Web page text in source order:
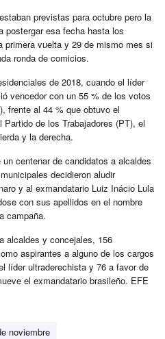
previstas para octubre pero la
postergar esa fecha hasta los
primera vuelta y 29 de mismo mes si
ronda de comicios.
de 2018, cuando el líder
vencedor con un 55 % de los votos
frente al 44 % que obtuvo el
de los Trabajadores (PT), el
y la derecha.
centenar de candidatos a alcaldes
decidieron aludir
y al exmandatario Luiz Inácio Lula
con sus apellidos en el nombre
campaña.
alcaldes y concejales, 156
aspirantes a alguno de los cargos
líder ultraderechista y 76 a favor de
el exmandatario brasileño. EFE
noviembre